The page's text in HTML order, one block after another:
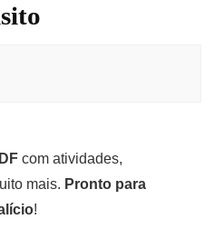
com atividades,
mais. Pronto para
!